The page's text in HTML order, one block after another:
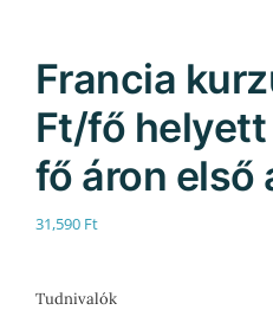
Francia
Ft/fő
fő áron első
31,590 Ft
Tudnivalók